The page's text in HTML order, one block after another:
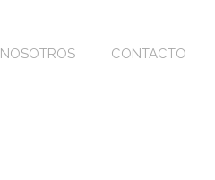
NOSOTROS CONTACTO